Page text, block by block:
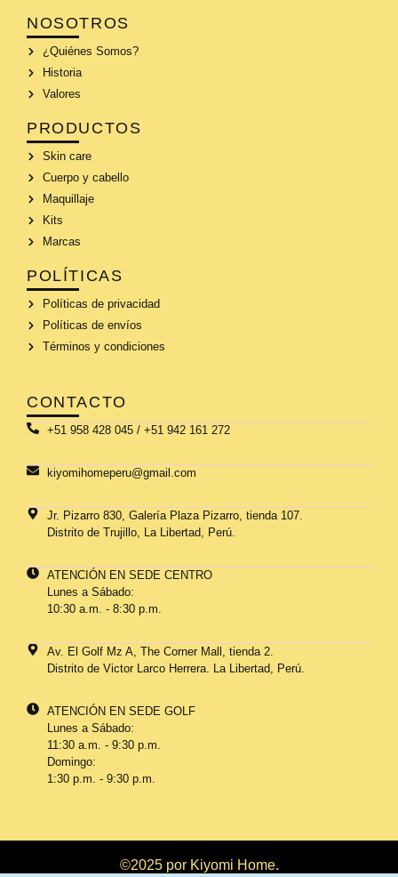
NOSOTROS
¿Quiénes Somos?
Historia
Valores
PRODUCTOS
Skin care
Cuerpo y cabello
Maquillaje
Kits
Marcas
POLÍTICAS
Políticas de privacidad
Políticas de envíos
Términos y condiciones
CONTACTO
+51 958 428 045 / +51 942 161 272
kiyomihomeperu@gmail.com
Jr. Pizarro 830, Galería Plaza Pizarro, tienda 107.
Distrito de Trujillo, La Libertad, Perú.
ATENCIÓN EN SEDE CENTRO
Lunes a Sábado:
10:30 a.m. - 8:30 p.m.
Av. El Golf Mz A, The Corner Mall, tienda 2.
Distrito de Victor Larco Herrera. La Libertad, Perú.
ATENCIÓN EN SEDE GOLF
Lunes a Sábado:
11:30 a.m. - 9:30 p.m.
Domingo:
1:30 p.m. - 9:30 p.m.
©2025 por Kiyomi Home.